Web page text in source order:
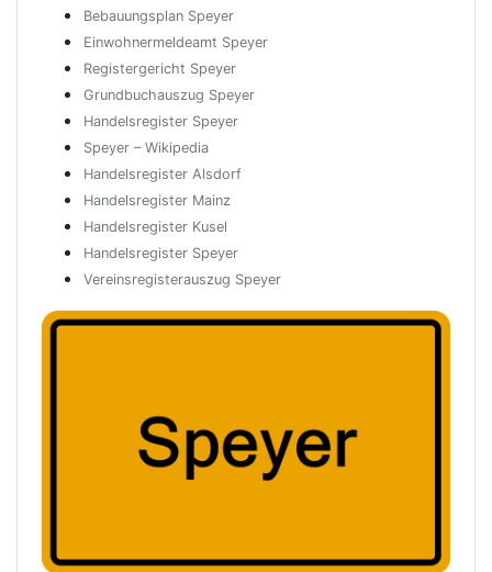
Bebauungsplan Speyer
Einwohnermeldeamt Speyer
Registergericht Speyer
Grundbuchauszug Speyer
Handelsregister Speyer
Speyer – Wikipedia
Handelsregister Alsdorf
Handelsregister Mainz
Handelsregister Kusel
Handelsregister Speyer
Vereinsregisterauszug Speyer